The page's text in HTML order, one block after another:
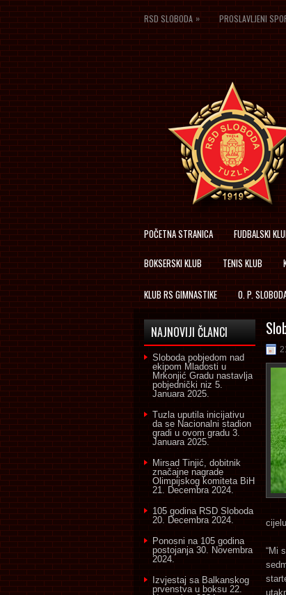
RSD SLOBODA » PROSLAVLJENI
POČETNA STRANICA FUDBALSKI
BOKSERSKI KLUB TENIS KLUB
KLUB RS GIMNASTIKE O. P.
“Mi
NAJNOVIJI ČLANCI
Sloboda pobjedom nad
ekipom Mladosti u
Mrkonjić Gradu nastavlja
pobjednički niz 5.
Januara 2025.
Tuzla uputila inicijativu
da se Nacionalni stadion
gradi u ovom gradu 3.
Januara 2025.
Mirsad Tinjić, dobitnik
značajne nagrade
Olimpijskog komiteta BiH
21. Decembra 2024.
105 godina RSD Sloboda
20. Decembra 2024.
Ponosni na 105 godina
postojanja 30. Novembra
2024.
Izvjestaj sa Balkanskog
prvenstva u boksu 22.